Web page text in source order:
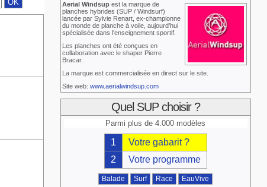
Aerial Windsupest la marque de
planches hybrides (SUP / Windsurf)
lancée par Sylvie Renart, ex-championne
du monde de planche à voile, aujourd'hui
spécialisée dans l'enseignement sportif.
Les planches ont été conçues en
collaboration avec le shaper Pierre
Bracar.
La marque est commercialisée en direct sur le site.
Site web: www.aerialwindsup.com
Quel SUP choisir ?
Parmi plus de 4.000 modèles
1
Votre gabarit ?
2
Votre programme
Balade Surf Race EauVive